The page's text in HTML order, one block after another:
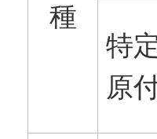
種
特定
原